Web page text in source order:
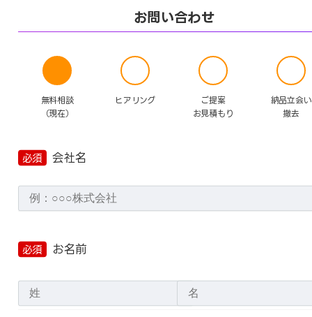
お問い合わせ
無料相談
（現在）
ヒアリング
ご提案
お見積もり
納品立会い
撤去
必須 会社名
必須 お名前